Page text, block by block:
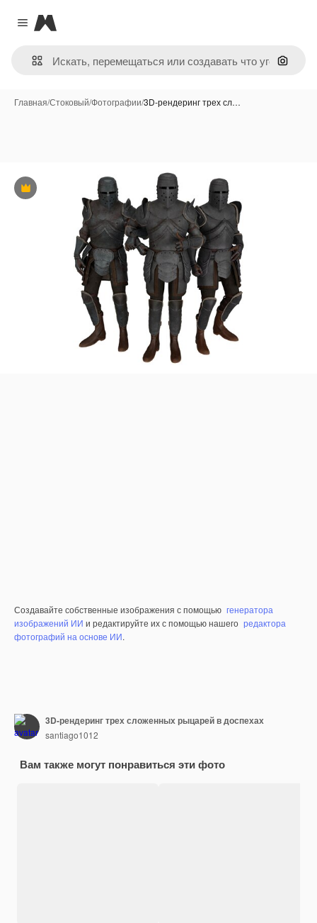
Close menu
Magnific
Поиск
Главная/Стоковый/Фотографии/3D-рендеринг трех сл…
Премиум
Создавайте собственные изображения с помощью генератора
изображений ИИ и редактируйте их с помощью нашего редактора
фотографий на основе ИИ.
3D-рендеринг трех сложенных рыцарей в доспехах
santiago1012
Вам также могут понравиться эти фото